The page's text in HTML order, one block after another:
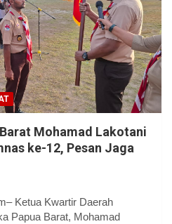
Mohamad Lakotani
ke-12, Pesan Jaga
Ketua Kwartir Daerah
Papua Barat, Mohamad